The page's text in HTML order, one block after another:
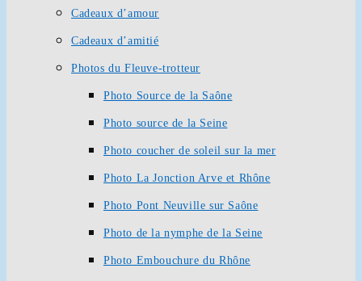
Cadeaux d’amour
Cadeaux d’amitié
Photos du Fleuve-trotteur
Photo Source de la Saône
Photo source de la Seine
Photo coucher de soleil sur la mer
Photo La Jonction Arve et Rhône
Photo Pont Neuville sur Saône
Photo de la nymphe de la Seine
Photo Embouchure du Rhône